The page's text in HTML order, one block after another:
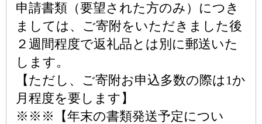
申請書類（要望された方のみ）につき
ましては、ご寄附をいただきました後
２週間程度で返礼品とは別に郵送いた
します。
【ただし、ご寄附お申込多数の際は1か
月程度を要します】
※※※【年末の書類発送予定につい